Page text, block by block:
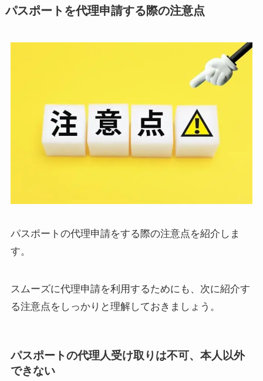
パスポートを代理申請する際の注意点
パスポートの代理申請をする際の注意点を紹介しま
す。
スムーズに代理申請を利用するためにも、次に紹介す
る注意点をしっかりと理解しておきましょう。
パスポートの代理人受け取りは不可、本人以外
できない